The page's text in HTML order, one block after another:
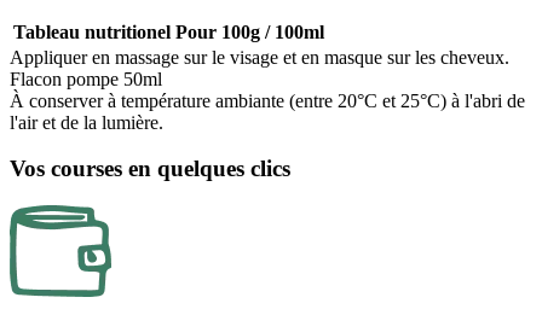
Tableau nutritionel Pour 100g / 100ml
Appliquer en massage sur le visage et en masque sur les cheveux.
Flacon pompe 50ml
À conserver à température ambiante (entre 20°C et 25°C) à l'abri de
l'air et de la lumière.
Vos courses en quelques clics